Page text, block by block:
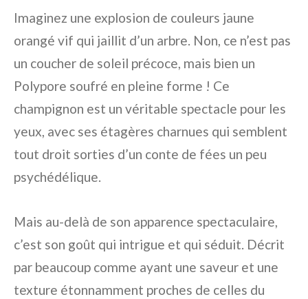
Imaginez une explosion de couleurs jaune
orangé vif qui jaillit d’un arbre. Non, ce n’est pas
un coucher de soleil précoce, mais bien un
Polypore soufré en pleine forme ! Ce
champignon est un véritable spectacle pour les
yeux, avec ses étagères charnues qui semblent
tout droit sorties d’un conte de fées un peu
psychédélique.
Mais au-delà de son apparence spectaculaire,
c’est son goût qui intrigue et qui séduit. Décrit
par beaucoup comme ayant une saveur et une
texture étonnamment proches de celles du